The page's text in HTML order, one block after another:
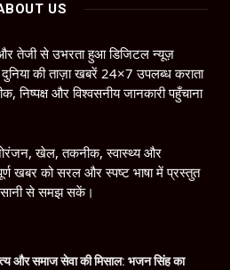
US
तेजी से उभरता हुआ डिजिटल न्यूज़
की ताज़ा खबरें 24×7 उपलब्ध कराता
निष्पक्ष और विश्वसनीय जानकारी पहुँचाना
खेल, तकनीक, स्वास्थ्य और
खबर को सरल और स्पष्ट भाषा में प्रस्तुत
से समझ सकें।
और समाज सेवा की मिसाल: भजन सिंह का